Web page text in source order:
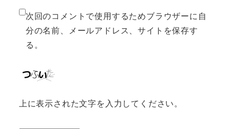
次回のコメントで使用するためブラウザーに自
分の名前、メールアドレス、サイトを保存す
る。
上に表示された文字を入力してください。